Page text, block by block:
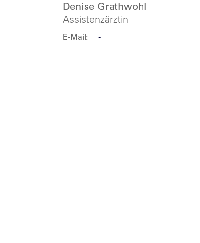
Denise Grathwohl
Assistenzärztin
E-Mail: -